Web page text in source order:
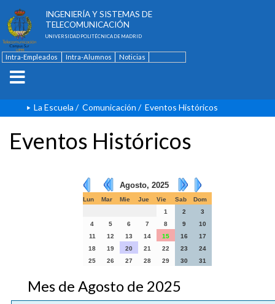
INGENIERÍA Y SISTEMAS DE
TELECOMUNICACIÓN
UNIVERSIDAD POLITÉCNICA DE MADRID
Intra-Empleados Intra-Alumnos
Noticias
La Escuela / Comunicación / Eventos Históricos
Eventos Históricos
Agosto, 2025
Lun Mar Mie Jue Vie Sab
Dom
1
2
3
4
5 6 7 8 9
10
11
12 13 14 15 16
17
18
19 20 21 22 23
24
25
26 27 28 29 30 31
Mes de Agosto de 2025